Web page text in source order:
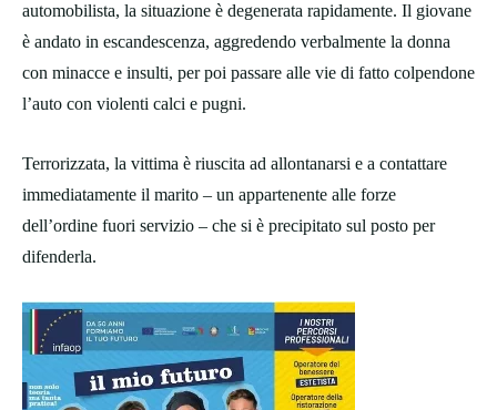
automobilista, la situazione è degenerata rapidamente. Il giovane
è andato in escandescenza, aggredendo verbalmente la donna
con minacce e insulti, per poi passare alle vie di fatto colpendone
l’auto con violenti calci e pugni.
Terrorizzata, la vittima è riuscita ad allontanarsi e a contattare
immediatamente il marito – un appartenente alle forze
dell’ordine fuori servizio – che si è precipitato sul posto per
difenderla.